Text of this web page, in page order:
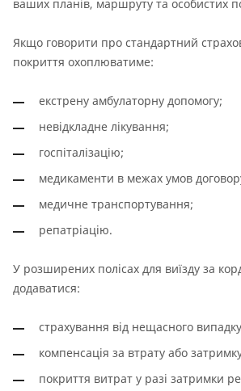
ваших планів, маршруту та особистих
Якщо говорити про стандартний
покриття охоплюватиме:
екстрену амбулаторну допомогу;
невідкладне лікування;
госпіталізацію;
медикаменти в межах умов
медичне транспортування;
репатріацію.
У розширених полісах для виїзду за
додаватися:
страхування від нещасного
компенсація за втрату або
покриття витрат у разі затримки